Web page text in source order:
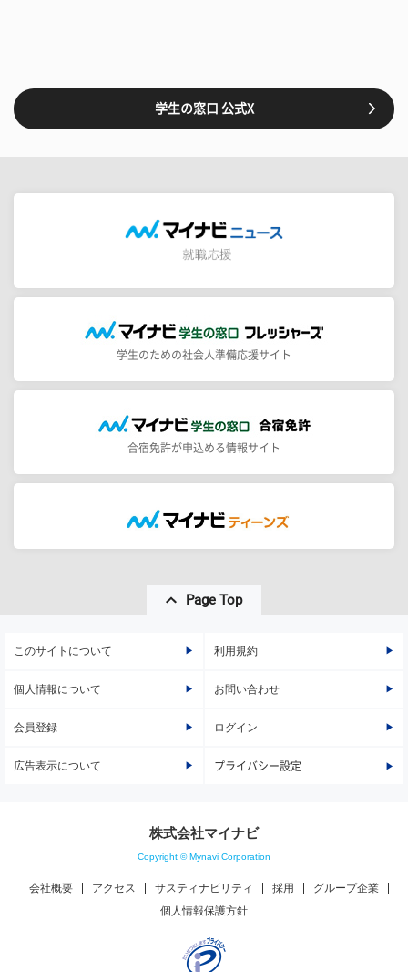
学生の窓口 公式X
学生のための社会人準備応援サイト
合宿免許が申込める情報サイト
Page Top
このサイトについて 利用規約
個人情報について お問い合わせ
会員登録 ログイン
広告表示について プライバシー設定
株式会社マイナビ
Copyright © Mynavi Corporation
会社概要 アクセス サスティナビリティ 採用
グループ企業
個人情報保護方針